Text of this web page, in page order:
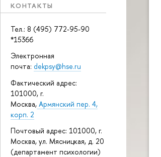
КОНТАКТЫ
Тел.: 8 (495) 772-95-90
*15366
Электронная
почта: dekpsy@hse.ru
Фактический адрес:
101000, г.
Москва, Армянский пер. 4,
корп. 2
Почтовый адрес: 101000, г.
Москва, ул. Мясницкая, д. 20
(департамент психологии)